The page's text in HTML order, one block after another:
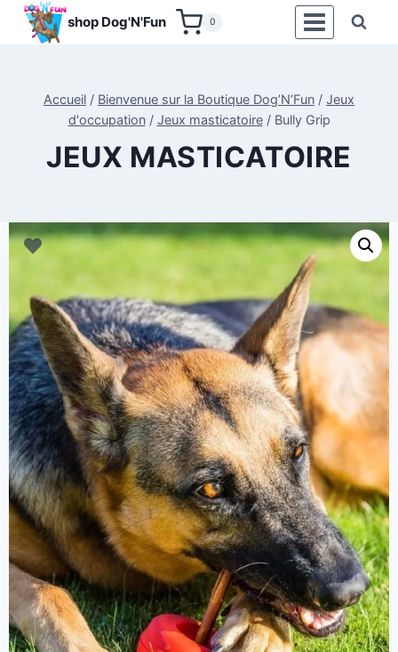
Aller
shop Dog'N'Fun 0
Accueil / Bienvenue sur la Boutique Dog’N’Fun / Jeux
d'occupation / Jeux masticatoire / Bully Grip
JEUX MASTICATOIRE